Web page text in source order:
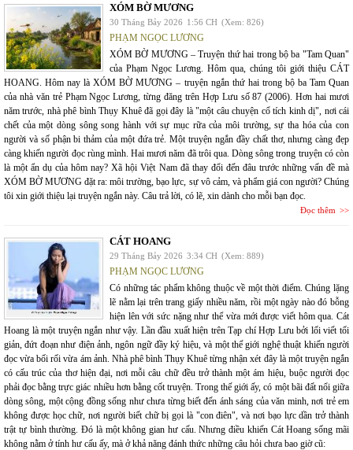
XÓM BỜ MƯƠNG
30 Tháng Bảy 2026 1:56 CH (Xem: 826)
PHẠM NGỌC LƯƠNG
XÓM BỜ MƯƠNG – Truyện thứ hai trong bộ ba "Tam Quan"
của Phạm Ngọc Lương. Hôm qua, chúng tôi giới thiệu CÁT
HOANG. Hôm nay là XÓM BỜ MƯƠNG – truyện ngắn thứ hai trong bộ ba Tam Quan
của nhà văn trẻ Phạm Ngọc Lương, từng đăng trên Hợp Lưu số 87 (2006). Hơn hai mươi
năm trước, nhà phê bình Thụy Khuê đã gọi đây là "một câu chuyện cổ tích kinh dị", nơi cái
chết của một dòng sông song hành với sự mục rữa của môi trường, sự tha hóa của con
người và số phận bi thảm của một đứa trẻ. Một truyện ngắn đầy chất thơ, nhưng càng đẹp
càng khiến người đọc rùng mình. Hai mươi năm đã trôi qua. Dòng sông trong truyện có còn
là một ẩn dụ của hôm nay? Xã hội Việt Nam đã thay đổi đến đâu trước những vấn đề mà
XÓM BỜ MƯƠNG đặt ra: môi trường, bạo lực, sự vô cảm, và phẩm giá con người? Chúng
tôi xin giới thiệu lại truyện ngắn này. Câu trả lời, có lẽ, xin dành cho mỗi bạn đọc.
Đọc thêm
CÁT HOANG
29 Tháng Bảy 2026 3:34 CH (Xem: 889)
PHẠM NGỌC LƯƠNG
Có những tác phẩm không thuộc về một thời điểm. Chúng lặng
lẽ nằm lại trên trang giấy nhiều năm, rồi một ngày nào đó bỗng
hiện lên với sức nặng như thể vừa mới được viết hôm qua. Cát
Hoang là một truyện ngắn như vậy. Lần đầu xuất hiện trên Tạp chí Hợp Lưu bởi lối viết tối
giản, đứt đoạn như điện ảnh, ngôn ngữ đầy ký hiệu, và một thế giới nghệ thuật khiến người
đọc vừa bối rối vừa ám ảnh. Nhà phê bình Thụy Khuê từng nhận xét đây là một truyện ngắn
có cấu trúc của thơ hiện đại, nơi mỗi câu chữ đều trở thành một ám hiệu, buộc người đọc
phải đọc bằng trực giác nhiều hơn bằng cốt truyện. Trong thế giới ấy, có một bãi đất nổi giữa
dòng sông, một cộng đồng sống như chưa từng biết đến ánh sáng của văn minh, nơi trẻ em
không được học chữ, nơi người biết chữ bị gọi là "con điên", và nơi bạo lực dần trở thành
trật tự bình thường. Đó là một không gian hư cấu. Nhưng điều khiến Cát Hoang sống mãi
không nằm ở tính hư cấu ấy, mà ở khả năng đánh thức những câu hỏi chưa bao giờ cũ: